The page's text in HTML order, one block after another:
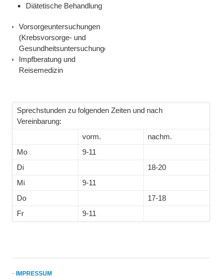
Diätetische Behandlung
Vorsorgeuntersuchungen
(Krebsvorsorge- und
Gesundheitsuntersuchungen)
Impfberatung und
Reisemedizin
Sprechstunden zu folgenden Zeiten und nach
Vereinbarung:
vorm.
nachm.
Mo
9-11
Di
18-20
Mi
9-11
Do
17-18
Fr
9-11
· IMPRESSUM